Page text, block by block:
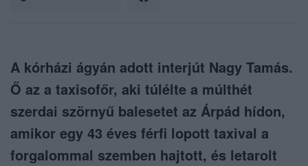
A kórházi ágyán adott interjút Nagy Tamás.
Ő az a taxisofőr, aki túlélte a múlthét
szerdai szörnyű balesetet az Árpád hídon,
amikor egy 43 éves férfi lopott taxival a
forgalommal szemben hajtott, és letarolt